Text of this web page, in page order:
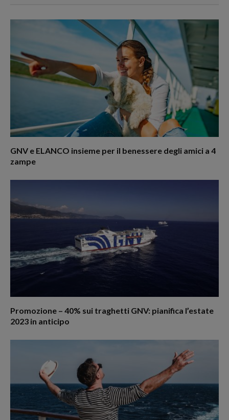
GNV e ELANCO insieme per il benessere degli amici a 4
zampe
Promozione – 40% sui traghetti GNV: pianifica l’estate
2023 in anticipo